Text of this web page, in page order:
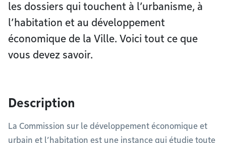
les dossiers qui touchent à l’urbanisme, à
l’habitation et au développement
économique de la Ville. Voici tout ce que
vous devez savoir.
Description
La Commission sur le développement économique et
urbain et l’habitation est une instance qui étudie toute